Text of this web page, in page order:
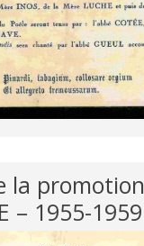
la promotion
– 1955-1959